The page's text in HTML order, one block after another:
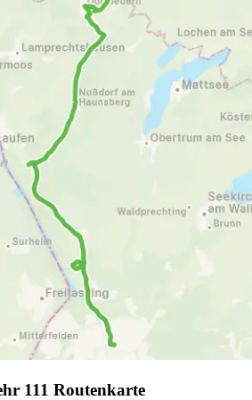
111 Routenkarte